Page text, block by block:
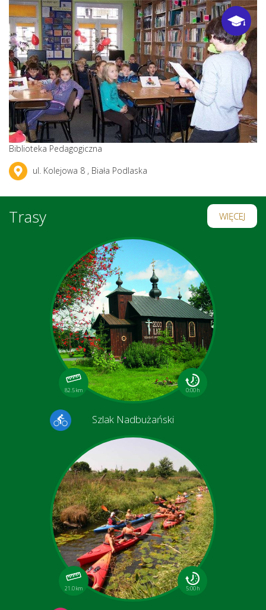
Biblioteka Pedagogiczna
ul. Kolejowa 8 , Biała Podlaska
Trasy WIĘCEJ
0:00 h
82.5 km
Szlak Nadbużański
5:00 h
21.0 km